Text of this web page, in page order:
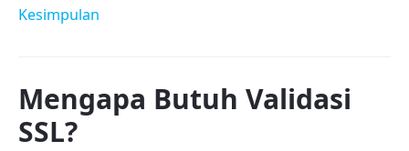
Kesimpulan
Mengapa Butuh Validasi
SSL?